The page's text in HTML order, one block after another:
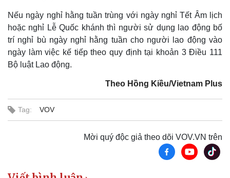
Nếu ngày nghỉ hằng tuần trùng với ngày nghỉ Tết Âm lịch
hoặc nghỉ Lễ Quốc khánh thì người sử dụng lao động bố
trí nghỉ bù ngày nghỉ hằng tuần cho người lao động vào
ngày làm việc kế tiếp theo quy định tại khoản 3 Điều 111
Bộ luật Lao động.
Theo Hồng Kiều/Vietnam Plus
Tag: VOV
Mời quý độc giả theo dõi VOV.VN trên